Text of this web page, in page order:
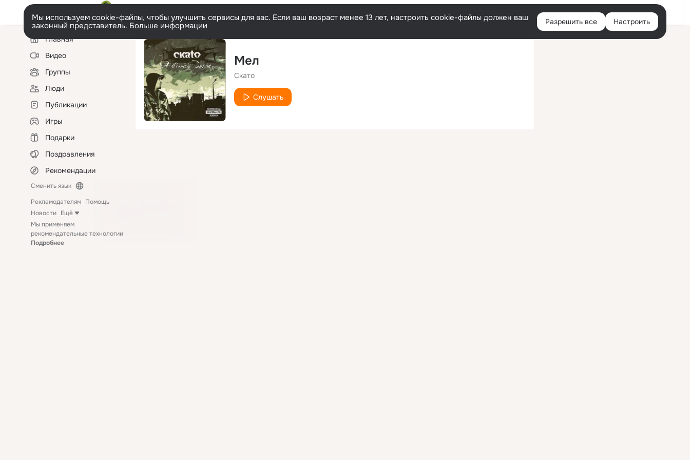
Войти
Мы используем cookie-файлы, чтобы улучшить сервисы для вас. Если ваш возраст менее 13 лет, настроить cookie-файлы должен ваш
законный представитель. Больше информации Разрешить все Настроить
Левая
колонкаГлавная
Видео
Группы
Люди
Публикации
Игры
Подарки
Поздравления
Рекомендации
Сменить язык
Рекламодателям Помощь
Новости Ещё
Мы применяем
рекомендательные технологии
Подробнее
Мел
Скато
Слушать